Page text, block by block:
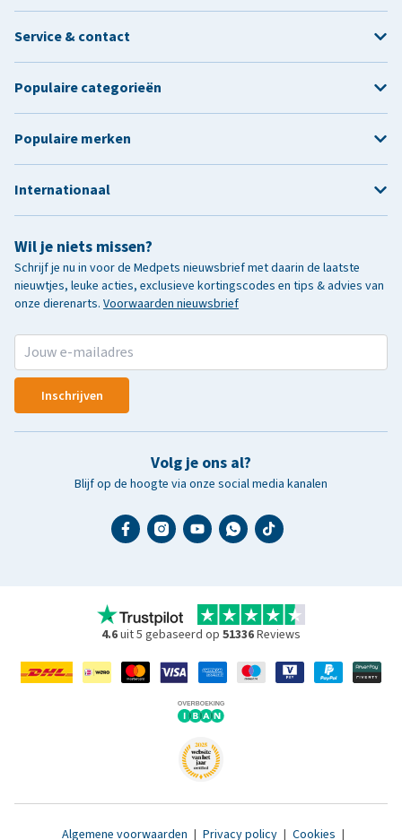
Wil je niets missen?
Schrijf je nu in voor de Medpets nieuwsbrief met daarin de laatste
nieuwtjes, leuke acties, exclusieve kortingscodes en tips & advies van
onze dierenarts. Voorwaarden nieuwsbrief
Inschrijven
Volg je ons al?
Blijf op de hoogte via onze social media kanalen
Service & contact
Populaire categorieën
Populaire merken
Internationaal
4.6uit 5 gebaseerd op 51336Reviews
Algemene voorwaarden | Privacy policy | Cookies |